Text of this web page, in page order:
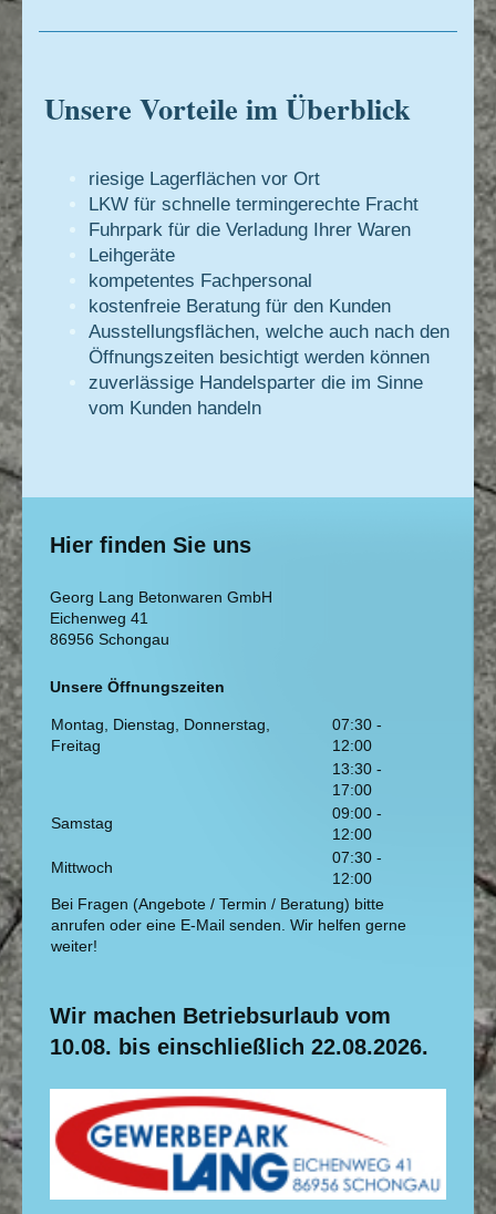
Unsere Vorteile im Überblick
riesige Lagerflächen vor Ort
LKW für schnelle termingerechte Fracht
Fuhrpark für die Verladung Ihrer Waren
Leihgeräte
kompetentes Fachpersonal
kostenfreie Beratung für den Kunden
Ausstellungsflächen, welche auch nach den
Öffnungszeiten besichtigt werden können
zuverlässige Handelsparter die im Sinne
vom Kunden handeln
Hier finden Sie uns
Georg Lang Betonwaren GmbH
Eichenweg 41
86956 Schongau
Unsere Öffnungszeiten
Montag, Dienstag, Donnerstag,
Freitag
07:30 -
12:00
13:30 -
17:00
Samstag
09:00 -
12:00
Mittwoch
07:30 -
12:00
Bei Fragen (Angebote / Termin / Beratung) bitte
anrufen oder eine E-Mail senden. Wir helfen gerne
weiter!
Wir machen Betriebsurlaub vom
10.08. bis einschließlich 22.08.2026.